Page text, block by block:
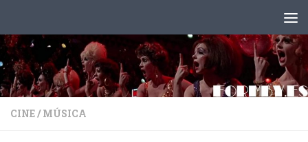
CINE/ MÚSICA